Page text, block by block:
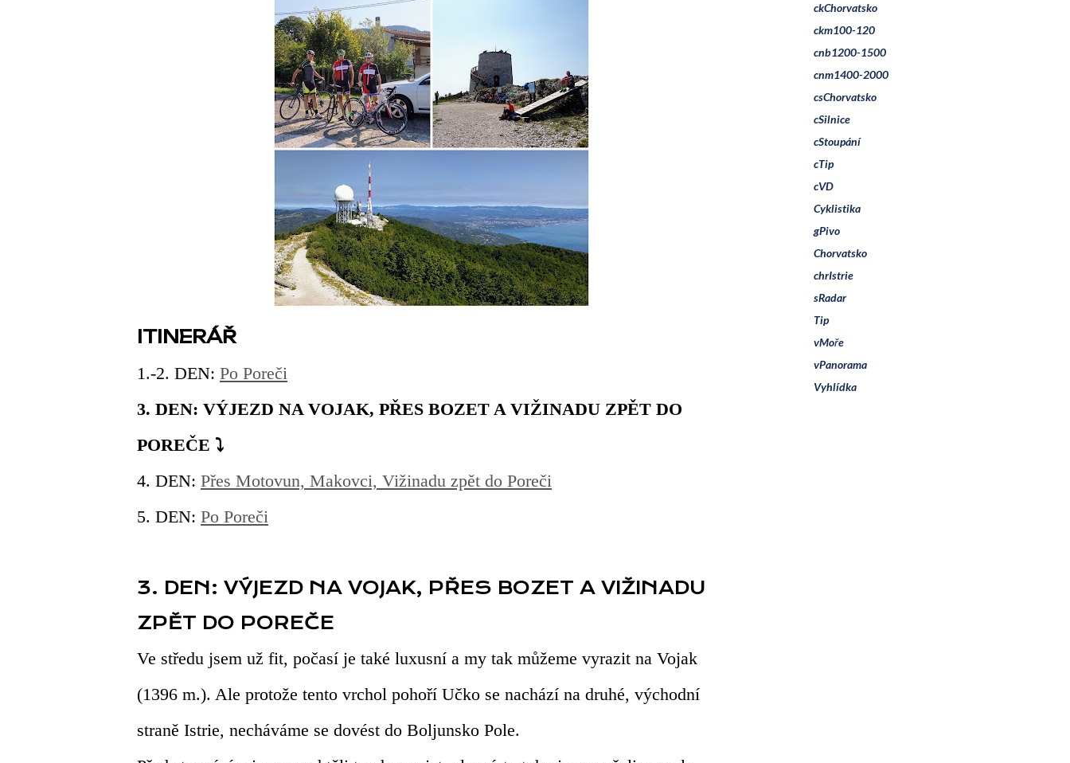
ITINERÁŘ
1.-2. DEN: Po Poreči
3. DEN: VÝJEZD NA VOJAK, PŘES BOZET A VIŽINADU ZPĚT DO
POREČE ⤵
4. DEN: Přes Motovun, Makovci, Vižinadu zpět do Poreči
5. DEN: Po Poreči
3. DEN: VÝJEZD NA VOJAK, PŘES BOZET A VIŽINADU
ZPĚT DO POREČE
Ve středu jsem už fit, počasí je také luxusní a my tak můžeme vyrazit na Vojak
(1396 m.). Ale protože tento vrchol pohoří Učko se nachází na druhé, východní
straně Istrie, necháváme se dovést do Boljunsko Pole.
ckChorvatsko
ckm100-120
cnb1200-1500
cnm1400-2000
csChorvatsko
cSilnice
cStoupání
cTip
cVD
Cyklistika
gPivo
Chorvatsko
chrIstrie
sRadar
Tip
vMoře
vPanorama
Vyhlídka